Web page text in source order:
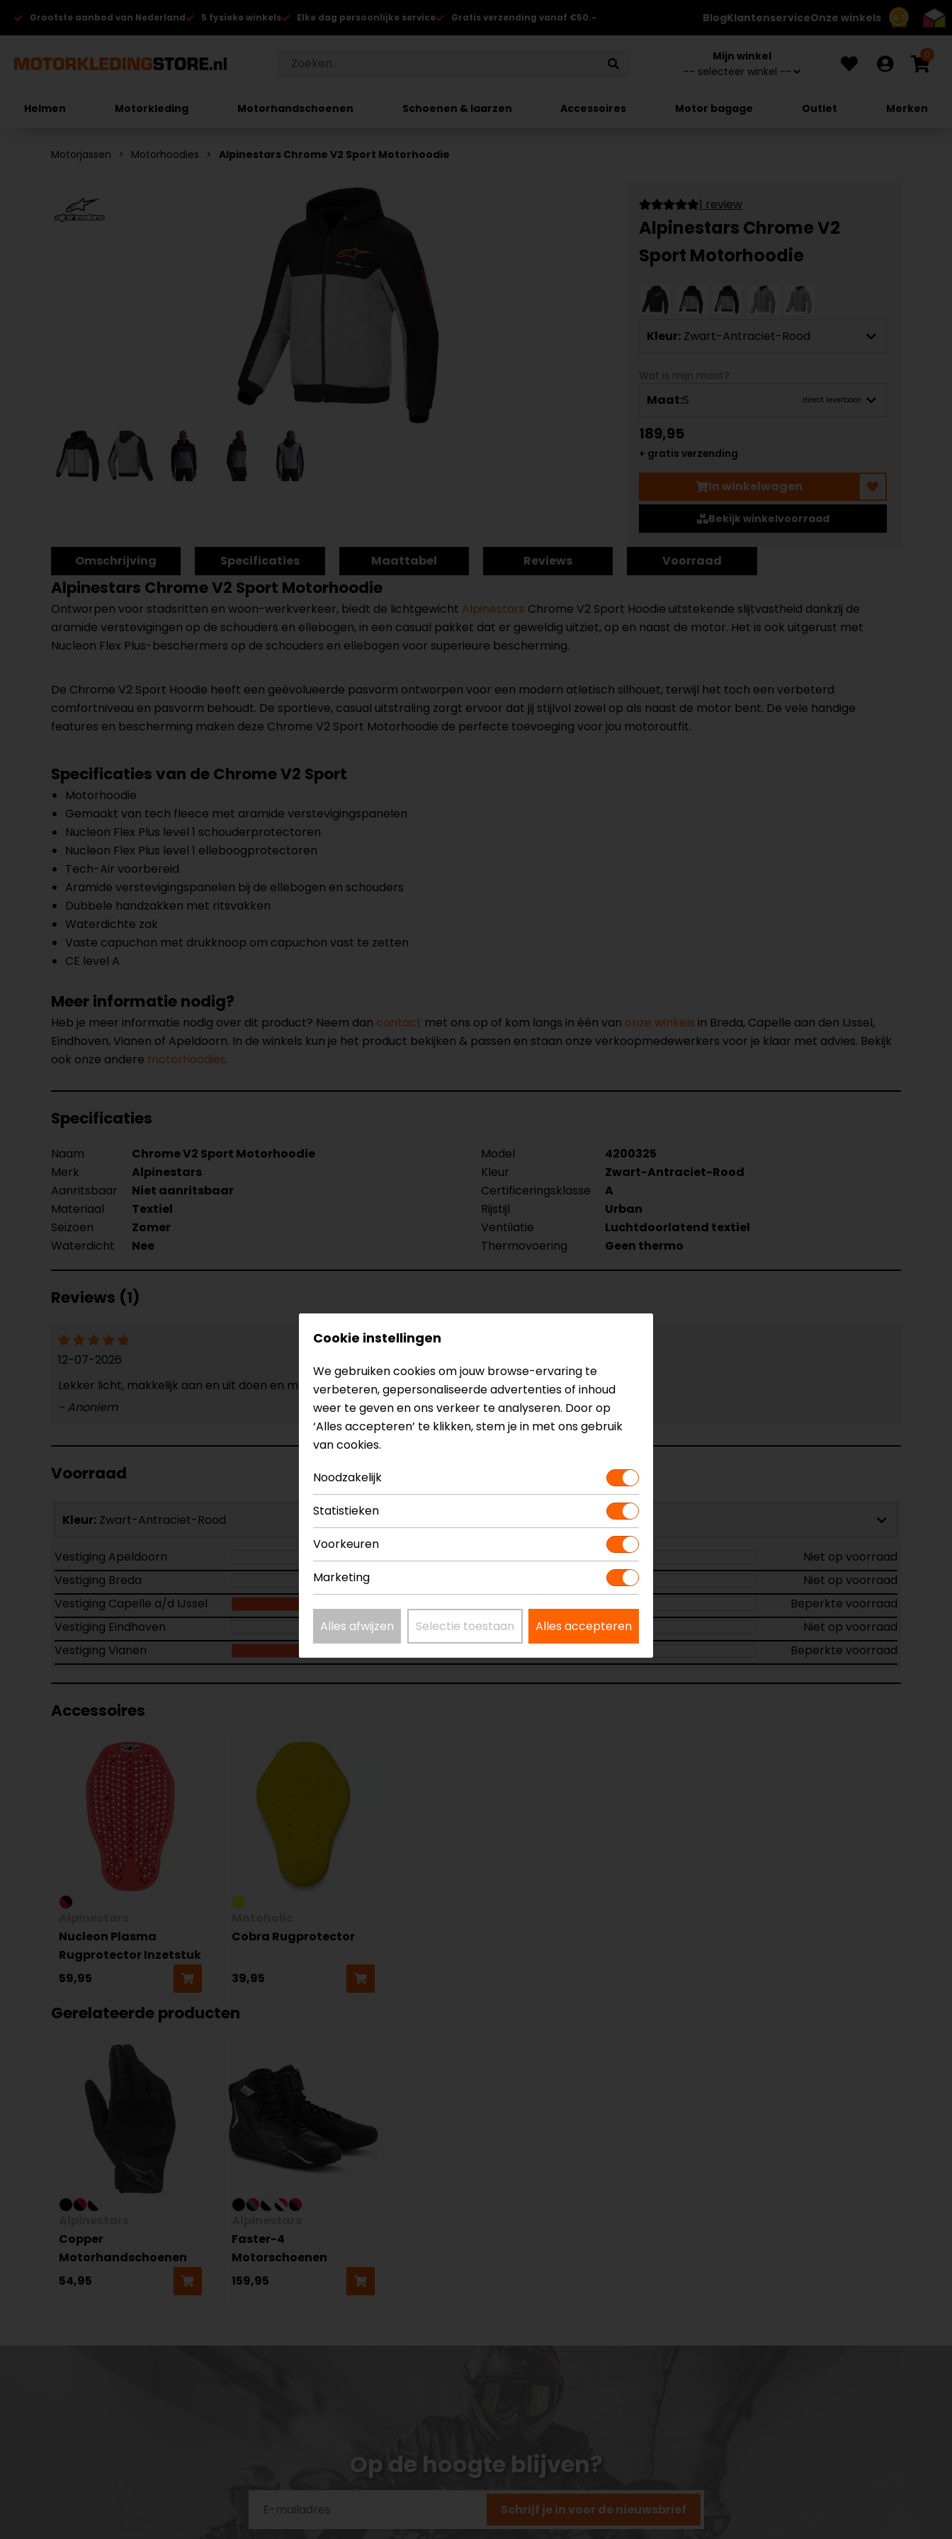
8.7
Grootste aanbod van Nederland 5 fysieke winkels Elke dag persoonlijke service Gratis verzending vanaf €50.- BlogKlantenserviceOnze winkels
Mijn winkel 0
Helmen Motorkleding Motorhandschoenen Schoenen & laarzen Accessoires Motor bagage Outlet Merken
Motorjassen Motorhoodies Alpinestars Chrome V2 Sport Motorhoodie
1 review
Alpinestars Chrome V2
Sport Motorhoodie
Kleur: Zwart-Antraciet-Rood
Wat is mijn maat?
Maat:S direct leverbaar
189,95
+ gratis verzending
In winkelwagen
Bekijk winkelvoorraad
Omschrijving Specificaties Maattabel Reviews Voorraad
Alpinestars Chrome V2 Sport Motorhoodie
Ontworpen voor stadsritten en woon-werkverkeer, biedt de lichtgewicht Alpinestars Chrome V2 Sport Hoodie uitstekende slijtvastheid dankzij de
aramide verstevigingen op de schouders en ellebogen, in een casual pakket dat er geweldig uitziet, op en naast de motor. Het is ook uitgerust met
Nucleon Flex Plus-beschermers op de schouders en ellebogen voor superieure bescherming.
De Chrome V2 Sport Hoodie heeft een geëvolueerde pasvorm ontworpen voor een modern atletisch silhouet, terwijl het toch een verbeterd
comfortniveau en pasvorm behoudt. De sportieve, casual uitstraling zorgt ervoor dat jij stijlvol zowel op als naast de motor bent. De vele handige
features en bescherming maken deze Chrome V2 Sport Motorhoodie de perfecte toevoeging voor jou motoroutfit.
Specificaties van de Chrome V2 Sport
Motorhoodie
Gemaakt van tech fleece met aramide verstevigingspanelen
Nucleon Flex Plus level 1 schouderprotectoren
Nucleon Flex Plus level 1 elleboogprotectoren
Tech-Air voorbereid
Aramide verstevigingspanelen bij de ellebogen en schouders
Dubbele handzakken met ritsvakken
Waterdichte zak
Vaste capuchon met drukknoop om capuchon vast te zetten
CE level A
Meer informatie nodig?
Heb je meer informatie nodig over dit product? Neem dan contact met ons op of kom langs in één van onze winkels in Breda, Capelle aan den IJssel,
Eindhoven, Vianen of Apeldoorn. In de winkels kun je het product bekijken & passen en staan onze verkoopmedewerkers voor je klaar met advies. Bekijk
ook onze andere motorhoodies.
Specificaties
Naam Chrome V2 Sport Motorhoodie Model
4200325
Merk
Alpinestars Kleur
Zwart-Antraciet-Rood
Aanritsbaar
Niet aanritsbaar Certificeringsklasse
A
Materiaal
Textiel Rijstijl
Urban
Seizoen
Zomer Ventilatie
Luchtdoorlatend textiel
Waterdicht
Nee Thermovoering Geen thermo
Reviews (1)
12-07-2026
Lekker licht, makkelijk aan en uit doen en mooi om te zien. Prima hoodie dus.
- Anoniem
Voorraad
Kleur: Zwart-Antraciet-Rood
Vestiging Apeldoorn
Niet op voorraad
Vestiging Breda
Niet op voorraad
Vestiging Capelle a/d IJssel
Beperkte voorraad
Vestiging Eindhoven
Niet op voorraad
Vestiging Vianen
Beperkte voorraad
Accessoires
Nucleon Plasma
Rugprotector Inzetstuk
59,95
Cobra Rugprotector
39,95
Gerelateerde producten
Copper
Motorhandschoenen
54,95
Faster-4
Motorschoenen
159,95
Op de hoogte blijven?
Schrijf je in voor de nieuwsbrief
Cookie instellingen
We gebruiken cookies om jouw browse-ervaring te
verbeteren, gepersonaliseerde advertenties of inhoud
weer te geven en ons verkeer te analyseren. Door op
‘Alles accepteren’ te klikken, stem je in met ons gebruik
van cookies.
Noodzakelijk
Statistieken
Voorkeuren
Marketing
Alles afwijzen Selectie toestaan Alles accepteren